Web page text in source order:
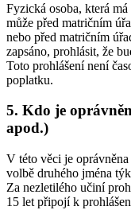
Fyzická osoba, která
může před matričním
nebo před matričním
zapsáno, prohlásit, že
Toto prohlášení není
poplatku.
5. Kdo je
apod.)
V této věci je
volbě druhého jména
Za nezletilého učiní
15 let připojí k